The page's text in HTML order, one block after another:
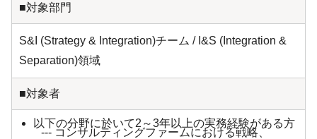
■対象部門
S&I (Strategy & Integration)チーム / I&S (Integration &
Separation)領域
■対象者
以下の分野に於いて2～3年以上の実務経験がある方
コンサルティングファームにおける戦略、